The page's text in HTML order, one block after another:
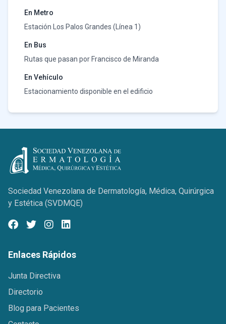
En Metro
Estación Los Palos Grandes (Línea 1)
En Bus
Rutas que pasan por Francisco de Miranda
En Vehículo
Estacionamiento disponible en el edificio
Sociedad Venezolana de Dermatología, Médica, Quirúrgica
y Estética (SVDMQE)
Enlaces Rápidos
Junta Directiva
Directorio
Blog para Pacientes